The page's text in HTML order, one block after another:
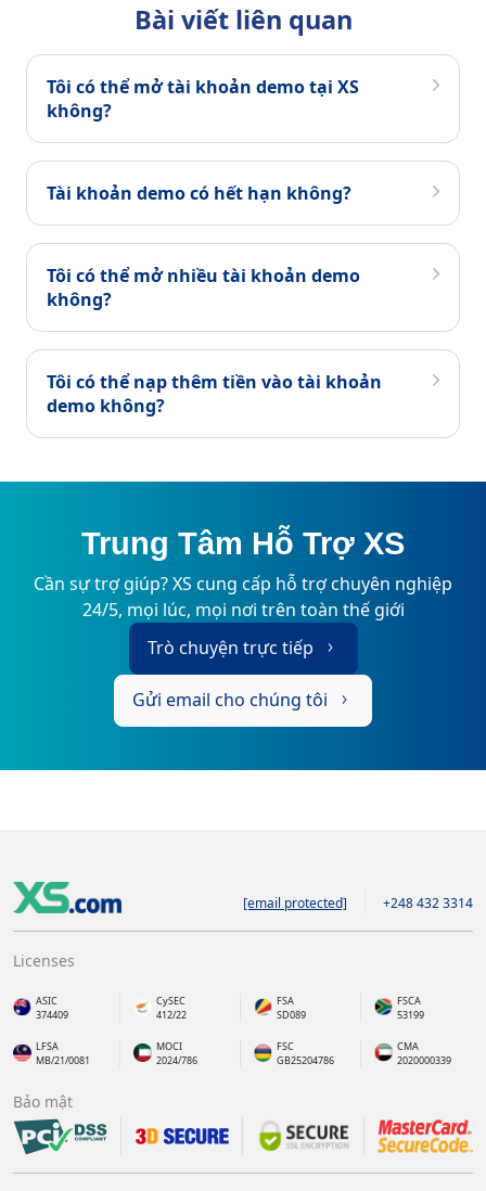
Bài viết liên quan
Tôi có thể mở tài khoản demo tại XS
không?
Tài khoản demo có hết hạn không?
Tôi có thể mở nhiều tài khoản demo
không?
Tôi có thể nạp thêm tiền vào tài khoản
demo không?
Trung Tâm Hỗ Trợ XS
Cần sự trợ giúp? XS cung cấp hỗ trợ chuyên nghiệp
24/5, mọi lúc, mọi nơi trên toàn thế giới
Trò chuyện trực tiếp
Gửi email cho chúng tôi
[email protected] +248 432 3314
Licenses
ASIC
374409
CySEC
412/22
FSA
SD089
FSCA
53199
LFSA
MB/21/0081
MOCI
2024/786
FSC
GB25204786
CMA
2020000339
Bảo mật